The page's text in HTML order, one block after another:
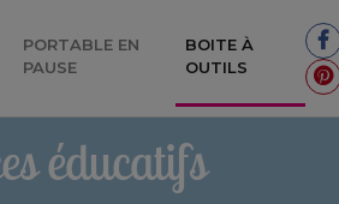
PORTABLE EN
PAUSE
BOITE À
OUTILS (CURRENT)
éducatifs